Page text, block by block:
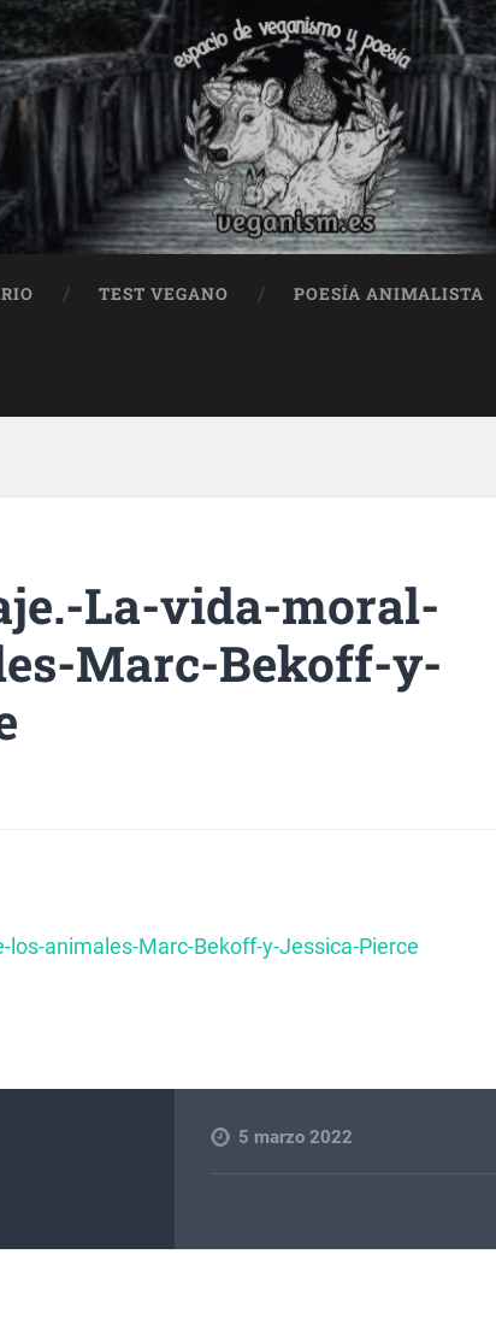
TEST VEGANO POESÍA ANIMALISTA
La-vida-moral-
Marc-Bekoff-y-
animales-Marc-Bekoff-y-Jessica-Pierce
5 marzo 2022